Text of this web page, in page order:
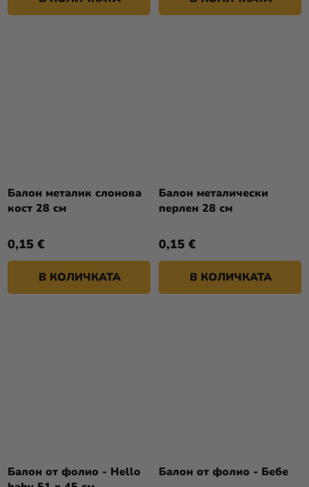
Балон металик слонова
кост 28 см
0,15 €
В КОЛИЧКАТА
Балон металически
перлен 28 см
0,15 €
В КОЛИЧКАТА
Балон от фолио - Hello
Балон от фолио - Бебе